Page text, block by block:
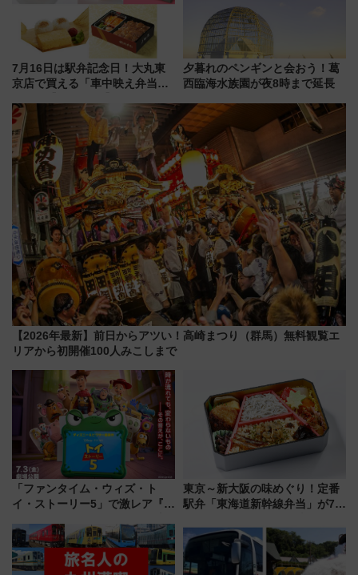
7月16日は駅弁記念日！大丸東
京店で買える「車中映え弁当」
夕暮れのペンギンと会おう！葛
西臨海水族園が夜8時まで延長
【2026年最新】前日からアツい！高崎まつり（群馬）無料観覧エ
リアから初開催100人みこしまで
「ファンタイム・ウィズ・ト
イ・ストーリー5」で激レア『ロ
デコレーションも徹底解説
東京～新大阪の味めぐり！定番
駅弁「東海道新幹線弁当」が7月